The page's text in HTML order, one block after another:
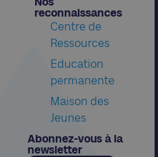
reconnaissances​
Centre de
Ressources
Education
permanente
Maison des
Jeunes
Abonnez-vous à la
newsletter​